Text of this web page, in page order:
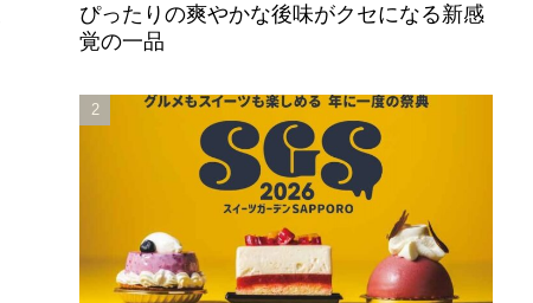
ぴったりの爽やかな後味がクセになる新感
覚の一品